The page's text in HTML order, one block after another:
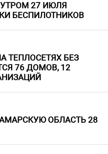
27 ИЮЛЯ
БЕСПИЛОТНИКОВ
ТЕПЛОСЕТЯХ БЕЗ
76 ДОМОВ, 12
ОБЛАСТЬ 28